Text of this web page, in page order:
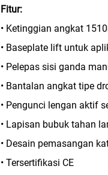
Fitur:
• Ketinggian angkat
• Baseplate lift untuk
• Pelepas sisi ganda
• Bantalan angkat tipe
• Pengunci lengan aktif
• Lapisan bubuk tahan
• Desain pemasangan
• Tersertifikasi CE